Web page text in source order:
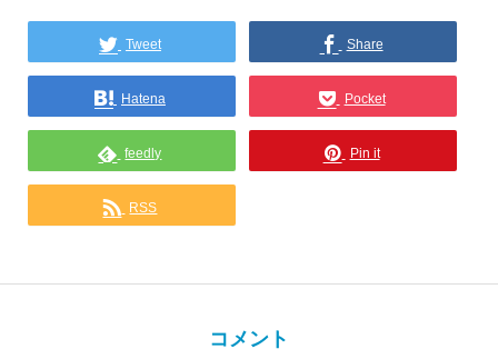
Tweet Share
Hatena Pocket
feedly Pin it
RSS
コメント